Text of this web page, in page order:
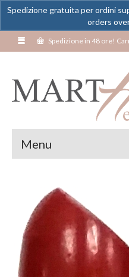
Spedizione in 48 ore!
Menu
Spedizione gratuita per ordini
orders